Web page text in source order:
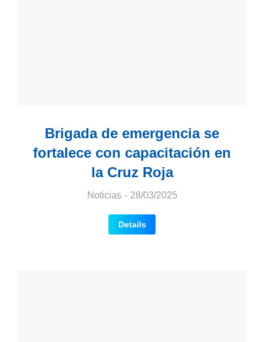
Brigada de emergencia se
fortalece con capacitación en
la Cruz Roja
Noticias 28/03/2025
Details